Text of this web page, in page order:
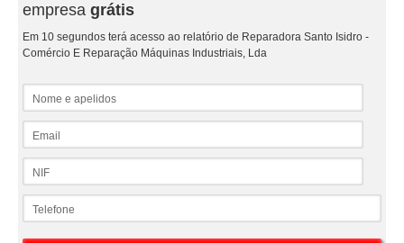
empresa grátis
Em 10 segundos terá acesso ao relatório de Reparadora Santo Isidro -
Comércio E Reparação Máquinas Industriais, Lda